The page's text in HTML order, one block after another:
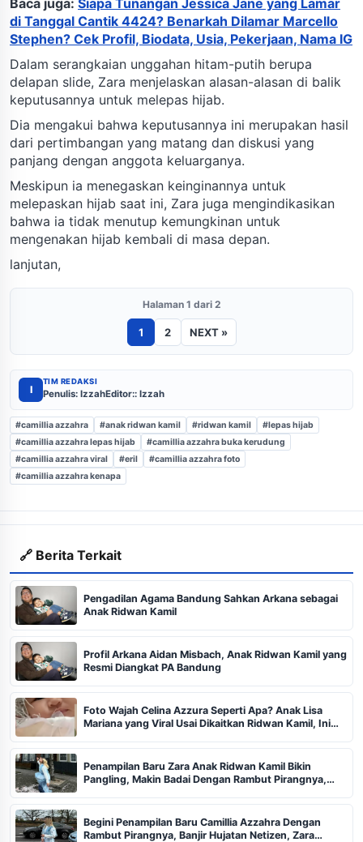
di Tanggal Cantik 4424? Benarkah Dilamar Marcello
Stephen? Cek Profil, Biodata, Usia, Pekerjaan, Nama IG
Dalam serangkaian unggahan hitam-putih berupa
delapan slide, Zara menjelaskan alasan-alasan di balik
keputusannya untuk melepas hijab.
Dia mengakui bahwa keputusannya ini merupakan hasil
dari pertimbangan yang matang dan diskusi yang
panjang dengan anggota keluarganya.
Meskipun ia menegaskan keinginannya untuk
melepaskan hijab saat ini, Zara juga mengindikasikan
bahwa ia tidak menutup kemungkinan untuk
mengenakan hijab kembali di masa depan.
lanjutan,
Halaman 1 dari 2
1 2 NEXT »
I
TIM REDAKSI
Penulis: IzzahEditor:: Izzah
#camillia azzahra #anak ridwan kamil #ridwan kamil
#lepas hijab
#camillia azzahra lepas hijab
#camillia azzahra buka kerudung
#camillia azzahra viral
#eril
#camillia azzahra foto
#camillia azzahra kenapa
🔗 Berita Terkait
Pengadilan Agama Bandung Sahkan Arkana sebagai
Anak Ridwan Kamil
Profil Arkana Aidan Misbach, Anak Ridwan Kamil yang
Resmi Diangkat PA Bandung
Foto Wajah Celina Azzura Seperti Apa? Anak Lisa
Mariana yang Viral Usai Dikaitkan Ridwan Kamil, Ini
Penampilan Baru Zara Anak Ridwan Kamil Bikin
Pangling, Makin Badai Dengan Rambut Pirangnya,
Begini Penampilan Baru Camillia Azzahra Dengan
Rambut Pirangnya, Banjir Hujatan Netizen, Zara